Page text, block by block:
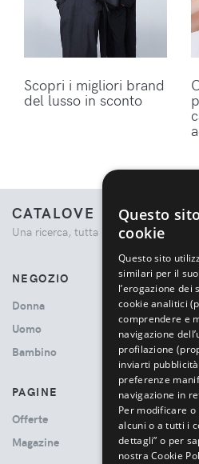
Scopri i migliori brand
del lusso in sconto
CATALOVE
Una ricerca, tutta la moda.
NEGOZIO
Donna
Uomo
Bambino
PAGINE
Offerte
Magazine
Questo
cookie
Questo sito
similari per il
l’erogazione dei
cookie analitici
comprendere e
navigazione
profilazione
inviarti
preferenze
navigazione in
Per modificare
alcuni o a tutti i
dettagli” o per
nostra Cookie